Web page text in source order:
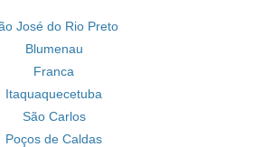
José do Rio Preto
Blumenau
Franca
Itaquaquecetuba
São Carlos
Poços de Caldas